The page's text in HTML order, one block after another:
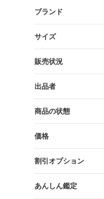
ブランド
サイズ
販売状況
出品者
商品の状態
価格
割引オプション
あんしん鑑定